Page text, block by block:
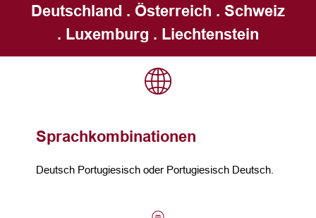
Deutschland . Österreich . Schweiz
. Luxemburg . Liechtenstein
Sprachkombinationen
Deutsch Portugiesisch oder Portugiesisch Deutsch.